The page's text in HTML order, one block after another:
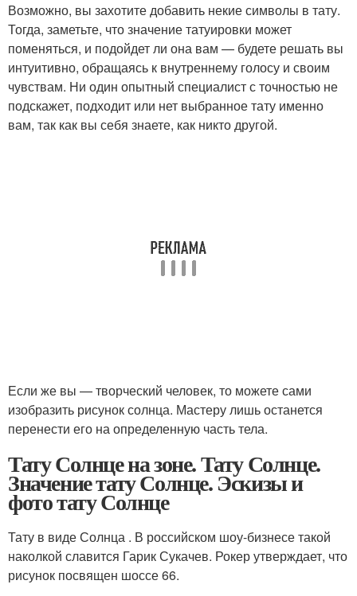
Возможно, вы захотите добавить некие символы в тату.
Тогда, заметьте, что значение татуировки может
поменяться, и подойдет ли она вам — будете решать вы
интуитивно, обращаясь к внутреннему голосу и своим
чувствам. Ни один опытный специалист с точностью не
подскажет, подходит или нет выбранное тату именно
вам, так как вы себя знаете, как никто другой.
Если же вы — творческий человек, то можете сами
изобразить рисунок солнца. Мастеру лишь останется
перенести его на определенную часть тела.
Тату Солнце на зоне. Тату Солнце.
Значение тату Солнце. Эскизы и
фото тату Солнце
Тату в виде Солнца . В российском шоу-бизнесе такой
наколкой славится Гарик Сукачев. Рокер утверждает, что
рисунок посвящен шоссе 66.